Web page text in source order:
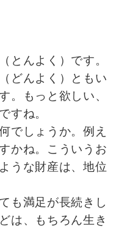
とんよく）です。
どんよく）ともい
。もっと欲しい、
すね。
でしょうか。例え
かね。こういうお
うな財産は、地位
も満足が長続きし
は、もちろん生き